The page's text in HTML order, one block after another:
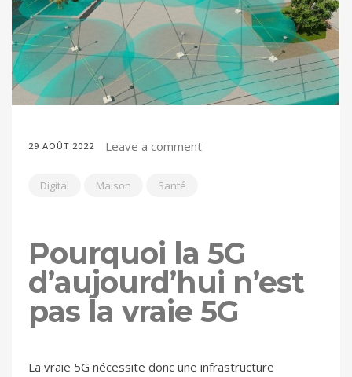
29 AOÛT 2022 Leave a comment
Digital Maison Santé
Pourquoi la 5G
d’aujourd’hui n’est
pas la vraie 5G
La vraie 5G nécessite donc une infrastructure